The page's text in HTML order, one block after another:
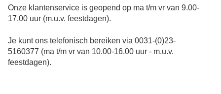
Onze klantenservice is geopend op ma t/m vr van 9.00-
17.00 uur (m.u.v. feestdagen).
Je kunt ons telefonisch bereiken via 0031-(0)23-
5160377 (ma t/m vr van 10.00-16.00 uur - m.u.v.
feestdagen).